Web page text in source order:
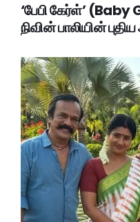
‘பேபி கேர்ள்’ (Baby
நிவின் பாலியின்